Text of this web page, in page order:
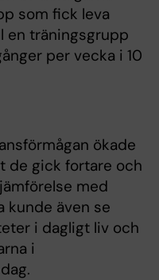
som fick leva
en träningsgrupp
per vecka i 10
ökade
de gick fortare och
med
kunde även se
i dagligt liv och
i